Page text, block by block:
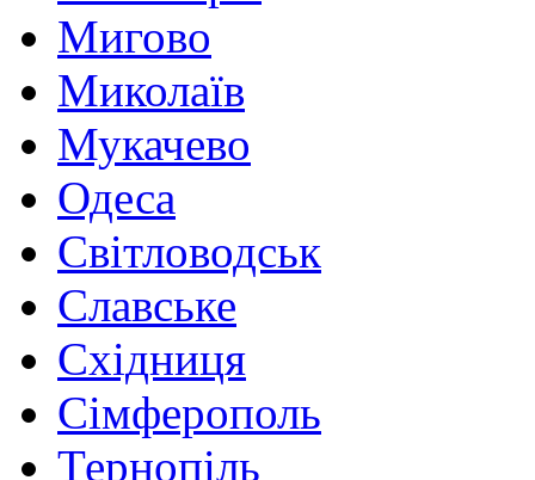
Мигово
Миколаїв
Мукачево
Одеса
Світловодськ
Славське
Східниця
Сімферополь
Тернопіль